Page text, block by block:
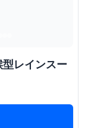
レインスー